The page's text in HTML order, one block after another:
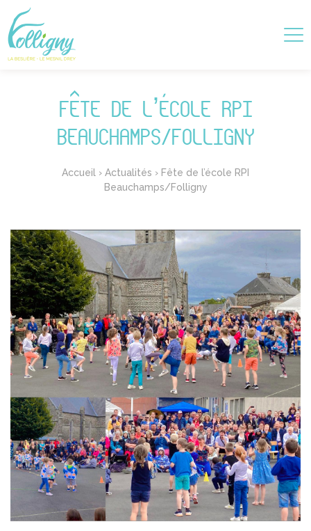
FÊTE DE L’ÉCOLE RPI
BEAUCHAMPS/FOLLIGNY
Accueil › Actualités › Fête de l’école RPI
Beauchamps/Folligny